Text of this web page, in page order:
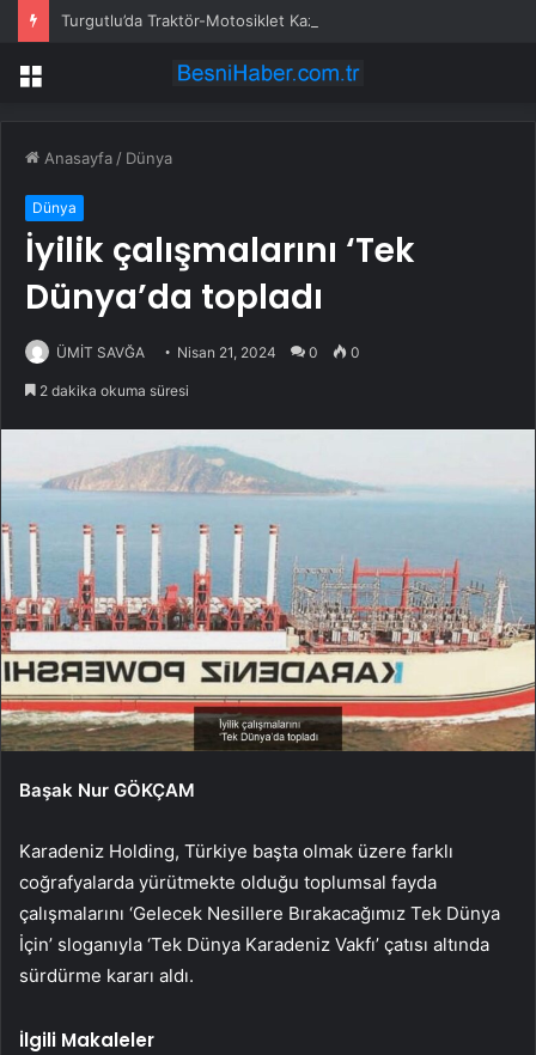
Turgutlu’da Traktör-Motosiklet Kazası
Menü
Anasayfa / Dünya
Dünya
İyilik çalışmalarını ‘Tek
Dünya’da topladı
ÜMİT SAVĞA Nisan 21, 2024 0 0
2 dakika okuma süresi
Başak Nur GÖKÇAM
Karadeniz Holding, Türkiye başta olmak üzere farklı
coğrafyalarda yürütmekte olduğu toplumsal fayda
çalışmalarını ‘Gelecek Nesillere Bırakacağımız Tek Dünya
İçin’ sloganıyla ‘Tek Dünya Karadeniz Vakfı’ çatısı altında
sürdürme kararı aldı.
İlgili Makaleler